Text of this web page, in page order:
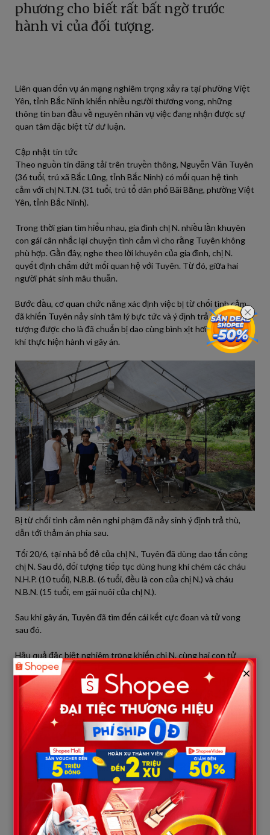
phương cho biết rất bất ngờ trước
hành vi của đối tượng.
Liên quan đến vụ án mạng nghiêm trọng xảy ra tại phường Việt
Yên, tỉnh Bắc Ninh khiến nhiều người thương vong, những
thông tin ban đầu về nguyên nhân vụ việc đang nhận được sự
quan tâm đặc biệt từ dư luận.
Cập nhật tin tức
Theo nguồn tin đăng tải trên truyền thông, Nguyễn Văn Tuyên
(36 tuổi, trú xã Bắc Lũng, tỉnh Bắc Ninh) có mối quan hệ tình
cảm với chị N.T.N. (31 tuổi, trú tổ dân phố Bãi Bằng, phường Việt
Yên, tỉnh Bắc Ninh).
Trong thời gian tìm hiểu nhau, gia đình chị N. nhiều lần khuyên
con gái cân nhắc lại chuyện tình cảm vì cho rằng Tuyên không
phù hợp. Gần đây, nghe theo lời khuyên của gia đình, chị N.
quyết định chấm dứt mối quan hệ với Tuyên. Từ đó, giữa hai
người phát sinh mâu thuẫn.
Bước đầu, cơ quan chức năng xác định việc bị từ chối tình cảm
đã khiến Tuyên nảy sinh tâm lý bực tức và ý định trả thù. Đối
tượng được cho là đã chuẩn bị dao cùng bình xịt hơi cay trước
khi thực hiện hành vi gây án.
Bị từ chối tình cảm nên nghi phạm đã nảy sinh ý định trả thù,
dẫn tới thảm án phía sau.
Tối 20/6, tại nhà bố đẻ của chị N., Tuyên đã dùng dao tấn công
chị N. Sau đó, đối tượng tiếp tục dùng hung khí chém các cháu
N.H.P. (10 tuổi), N.B.B. (6 tuổi, đều là con của chị N.) và cháu
N.B.N. (15 tuổi, em gái nuôi của chị N.).
Sau khi gây án, Tuyên đã tìm đến cái kết cực đoan và tử vong
sau đó.
Hậu quả đặc biệt nghiêm trọng khiến chị N. cùng hai con tử
vong. Riêng cháu N.B.N. bị thương và được đưa đi cấp cứu tại
Bệnh viện Đa khoa Việt Yên. Hiện sức khỏe của cháu đã ổn định
và không nguy hiểm đến tính mạng.
Liên quan đến nhân thân của nghi phạm, trao đổi với báo
VietNamNet, ông Nguyễn Tiến Dũng – Chủ tịch UBND xã Bắc
Lũng – cho biết chính quyền địa phương rất bất ngờ khi xảy ra
vụ việc.
Theo ông Dũng, trước thời điểm gây án, Nguyễn Văn Tuyên
được đánh giá là người có nhân thân tốt, chăm chỉ lao động,
chấp hành nghiêm các quy định của pháp luật và không thuộc
diện quản lý của địa phương.
×